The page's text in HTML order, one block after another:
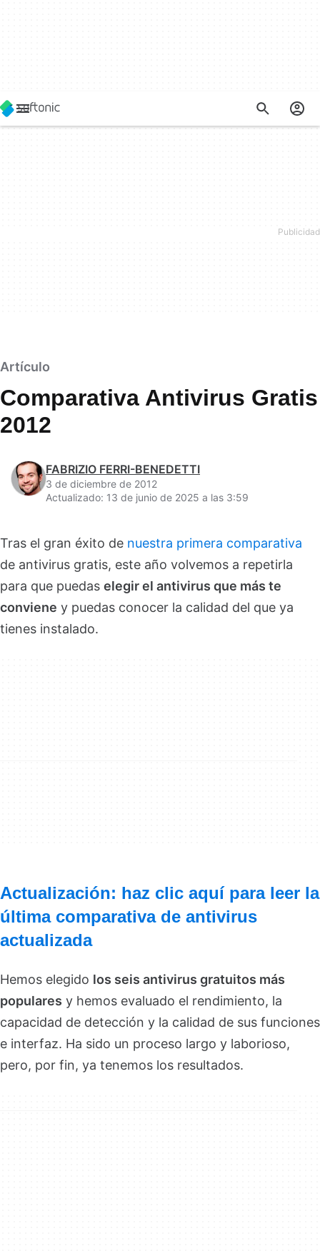
Artículo
Comparativa Antivirus Gratis
2012
FABRIZIO FERRI-BENEDETTI
3 de diciembre de 2012
Actualizado: 13 de junio de 2025 a las 3:59
Tras el gran éxito de nuestra primera comparativa
de antivirus gratis, este año volvemos a repetirla
para que puedas elegir el antivirus que más te
conviene y puedas conocer la calidad del que ya
tienes instalado.
Actualización: haz clic aquí para leer la
última comparativa de antivirus
actualizada
Hemos elegido los seis antivirus gratuitos más
populares y hemos evaluado el rendimiento, la
capacidad de detección y la calidad de sus funciones
e interfaz. Ha sido un proceso largo y laborioso,
pero, por fin, ya tenemos los resultados.